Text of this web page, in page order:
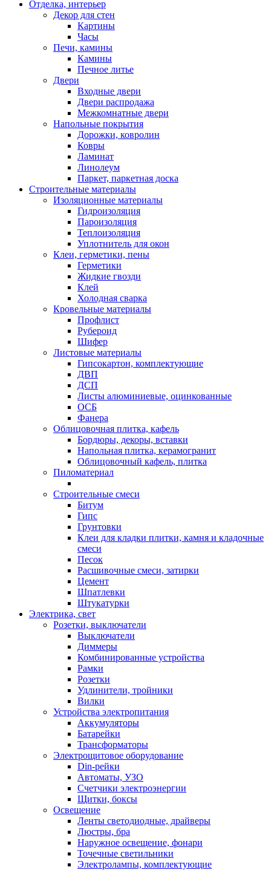
Отделка, интерьер
Декор для стен
Картины
Часы
Печи, камины
Камины
Печное литье
Двери
Входные двери
Двери распродажа
Межкомнатные двери
Напольные покрытия
Дорожки, ковролин
Ковры
Ламинат
Линолеум
Паркет, паркетная доска
Строительные материалы
Изоляционные материалы
Гидроизоляция
Пароизоляция
Теплоизоляция
Уплотнитель для окон
Клеи, герметики, пены
Герметики
Жидкие гвозди
Клей
Холодная сварка
Кровельные материалы
Профлист
Рубероид
Шифер
Листовые материалы
Гипсокартон, комплектующие
ДВП
ДСП
Листы алюминиевые, оцинкованные
ОСБ
Фанера
Облицовочная плитка, кафель
Бордюры, декоры, вставки
Напольная плитка, керамогранит
Облицовочный кафель, плитка
Пиломатериал
Строительные смеси
Битум
Гипс
Грунтовки
Клеи для кладки плитки, камня и кладочные
смеси
Песок
Расшивочные смеси, затирки
Цемент
Шпатлевки
Штукатурки
Электрика, свет
Розетки, выключатели
Выключатели
Диммеры
Комбинированные устройства
Рамки
Розетки
Удлинители, тройники
Вилки
Устройства электропитания
Аккумуляторы
Батарейки
Трансформаторы
Электрощитовое оборудование
Din-рейки
Автоматы, УЗО
Счетчики электроэнергии
Щитки, боксы
Освещение
Ленты светодиодные, драйверы
Люстры, бра
Наружное освещение, фонари
Точечные светильники
Электролампы, комплектующие